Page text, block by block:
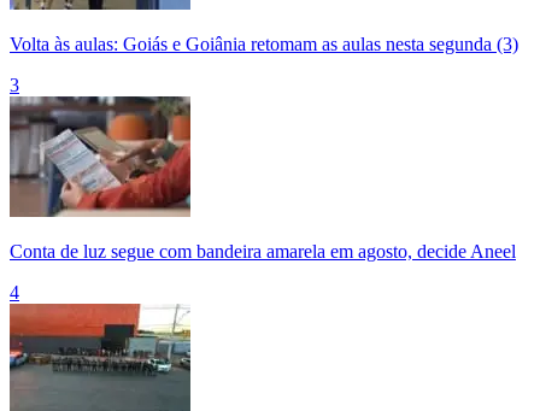
Volta às aulas: Goiás e Goiânia retomam as aulas nesta segunda (3)
3
Conta de luz segue com bandeira amarela em agosto, decide Aneel
4